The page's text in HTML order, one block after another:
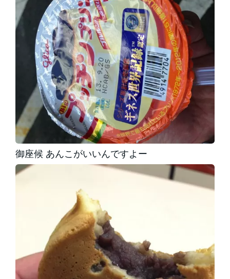
御座候 あんこがいいんですよー